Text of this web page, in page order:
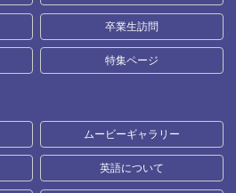
卒業生訪問
特集ページ
ムービーギャラリー
英語について